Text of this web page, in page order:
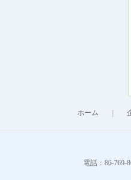
ホーム
電話：86-769-